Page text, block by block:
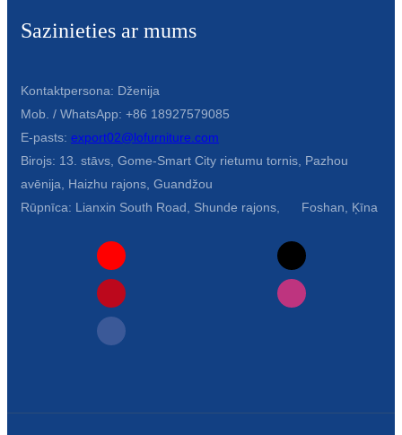
Sazinieties ar mums
Kontaktpersona: Dženija
Mob. / WhatsApp: +86 18927579085
E-pasts: export02@lofurniture.com
Birojs: 13. stāvs, Gome-Smart City rietumu tornis, Pazhou
avēnija, Haizhu rajons, Guandžou
Rūpnīca: Lianxin South Road, Shunde rajons, Foshan, Ķīna